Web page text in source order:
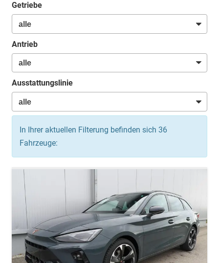
Getriebe
Antrieb
Ausstattungslinie
In Ihrer aktuellen Filterung befinden sich 36
Fahrzeuge: